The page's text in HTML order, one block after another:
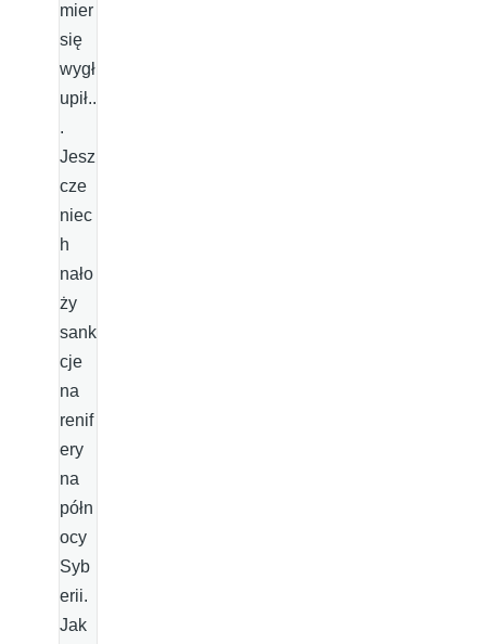
mier
się
wygł
upił..
.
Jesz
cze
niec
h
nało
ży
sank
cje
na
renif
ery
na
półn
ocy
Syb
erii.
Jak